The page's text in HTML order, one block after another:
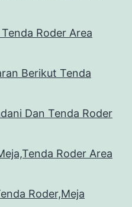
Roder Area
Berikut Tenda
Dan Tenda Roder
Roder Area
Roder,Meja